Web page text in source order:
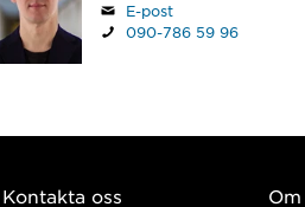
E-post
090-786 59 96
Kontakta oss